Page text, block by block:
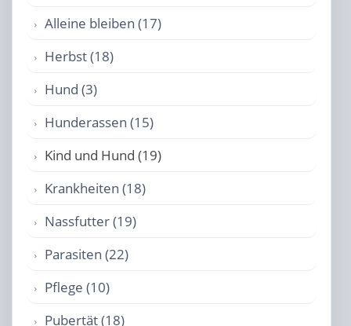
Alleine bleiben (17)
Herbst (18)
Hund (3)
Hunderassen (15)
Kind und Hund (19)
Krankheiten (18)
Nassfutter (19)
Parasiten (22)
Pflege (10)
Pubertät (18)